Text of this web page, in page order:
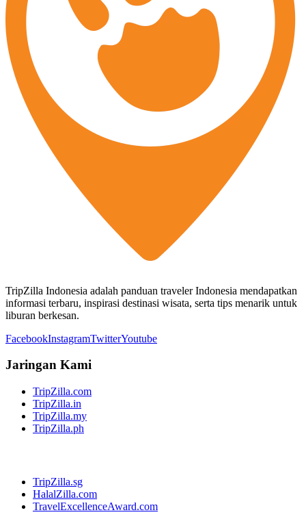
TripZilla Indonesia adalah panduan traveler Indonesia mendapatkan
informasi terbaru, inspirasi destinasi wisata, serta tips menarik untuk
liburan berkesan.
FacebookInstagramTwitterYoutube
Jaringan Kami
TripZilla.com
TripZilla.in
TripZilla.my
TripZilla.ph
TripZilla.sg
HalalZilla.com
TravelExcellenceAward.com